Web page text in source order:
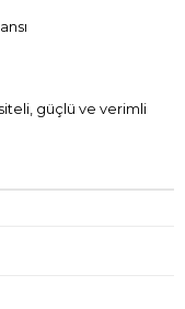
güçlü ve verimli